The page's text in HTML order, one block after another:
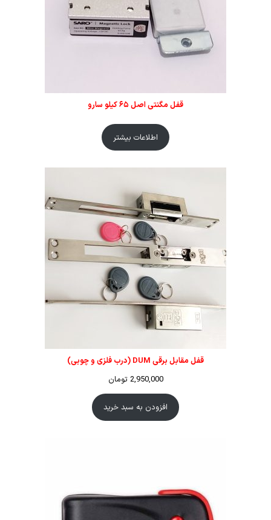
قفل مگنتی اصل ۶۵ کیلو سارو
اطلاعات بیشتر
قفل مقابل برقی DUM (درب فلزی و چوبی)
2,950,000 تومان
افزودن به سبد خرید